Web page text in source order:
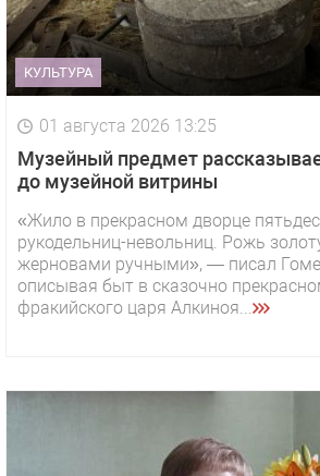
КУЛЬТУРА
01 августа 2026 13:25
Музейный предмет
до музейной витрины
«Жило в прекрасном дворце
рукодельниц-невольниц. Рожь
жерновами ручными», — писал
описывая быт в сказочно
фракийского царя Алкиноя...